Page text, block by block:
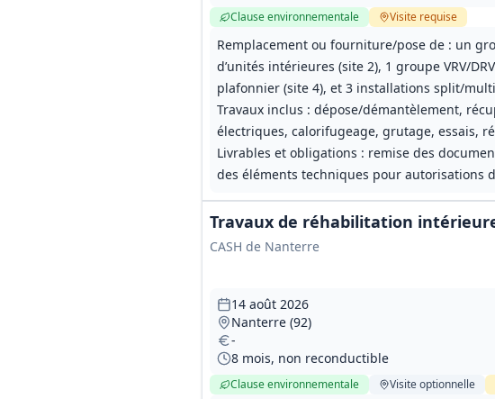
Remplacement ou fourniture/pose de : un
d’unités intérieures (site 2), 1 groupe VRV/
plafonnier (site 4), et 3 installations split/
Travaux inclus : dépose/démantèlement,
électriques, calorifugeage, grutage, essais,
Livrables et obligations : remise des
des éléments techniques pour autorisations
Clause environnementale Visite requise
Travaux de réhabilitation
CASH de Nanterre
14 août 2026
Nanterre (92)
-
8 mois, non reconductible
Clause environnementale Visiteoptionnelle